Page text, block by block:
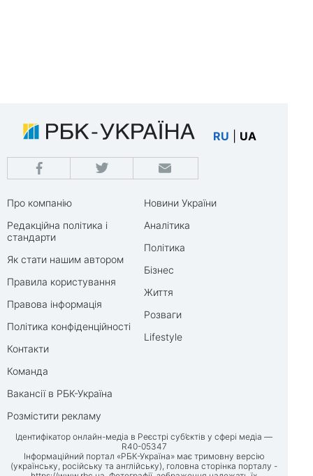
RU UA
Про компанію
Редакційна політика і
стандарти
Як стати нашим автором
Правила користування
Правова інформація
Політика конфіденційності
Контакти
Команда
Вакансії в РБК-Україна
Розмістити рекламу
Новини України
Аналітика
Політика
Бізнес
Життя
Розваги
Lifestyle
Ідентифікатор онлайн-медіа в Реєстрі суб’єктів у сфері медіа —
R40-05347
Інформаційний портал «РБК-Україна» має тримовну версію
(українську, російську та англійську), головна сторінка порталу -